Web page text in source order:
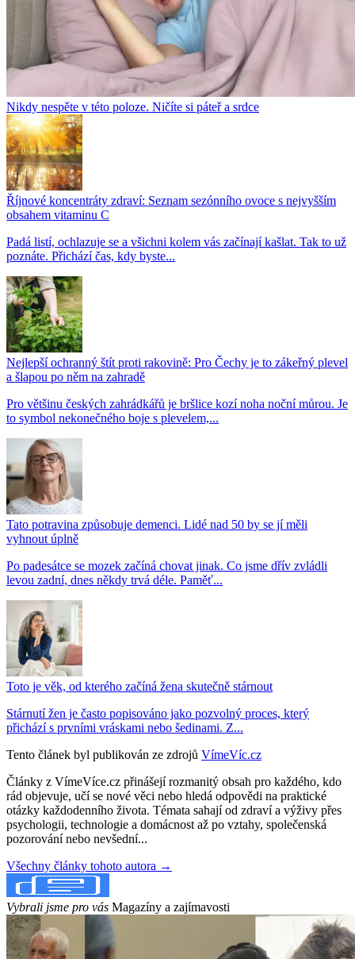
Nikdy nespěte v této poloze. Ničíte si páteř a srdce
Říjnové koncentráty zdraví: Seznam sezónního ovoce s nejvyšším
obsahem vitaminu C
Padá listí, ochlazuje se a všichni kolem vás začínají kašlat. Tak to už
poznáte. Přichází čas, kdy byste...
Nejlepší ochranný štít proti rakovině: Pro Čechy je to zákeřný plevel
a šlapou po něm na zahradě
Pro většinu českých zahrádkářů je bršlice kozí noha noční můrou. Je
to symbol nekonečného boje s plevelem,...
Tato potravina způsobuje demenci. Lidé nad 50 by se jí měli
vyhnout úplně
Po padesátce se mozek začíná chovat jinak. Co jsme dřív zvládli
levou zadní, dnes někdy trvá déle. Paměť...
Toto je věk, od kterého začíná žena skutečně stárnout
Stárnutí žen je často popisováno jako pozvolný proces, který
přichází s prvními vráskami nebo šedinami. Z...
Tento článek byl publikován ze zdrojů VímeVíc.cz
Články z VímeVíce.cz přinášejí rozmanitý obsah pro každého, kdo
rád objevuje, učí se nové věci nebo hledá odpovědi na praktické
otázky každodenního života. Témata sahají od zdraví a výživy přes
psychologii, technologie a domácnost až po vztahy, společenská
pozorování nebo nevšední...
Všechny články tohoto autora →
Vybrali jsme pro vás Magazíny a zajímavosti